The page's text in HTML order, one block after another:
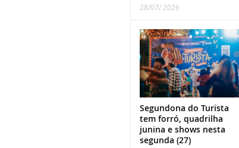
28/07/ 2026
Segundona do Turista
tem forró, quadrilha
junina e shows nesta
segunda (27)